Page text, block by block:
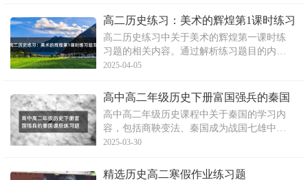
流派及其特点。通过本文的练习，可以帮助
大家更好地了解和学习美术历史。
高二历史练习：美术的辉煌第1课时练习
题五
高二历史练习中关于美术的辉煌第一课时练
习题的相关内容。通过解析练习题目的内
容，包括作品的风格识别、艺术流派以及艺
了解并掌握不同艺术流派的特点及其代表性
作品。这些练习题有助于学生深入了解绘画
艺术的历史和发展，并提高
2025-04-05
高中高二年级历史下册富国强兵的秦国
课后练习题
高中高二年级历史课程中关于秦国的学习内
容，包括商鞅变法、秦国成为战国七雄中的
强国的过程以及其封建土地所有制的确立过
答题等形式，考查了学生对秦国历史的理解
2025-03-30
精选历史高二寒假作业练习题